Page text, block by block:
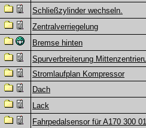
Schließzylinder wechseln.
Zentralverriegelung
Bremse hinten
Spurverbreiterung
Stromlaufplan Kompressor
Dach
Lack
Fahrpedalsensor für A170 300